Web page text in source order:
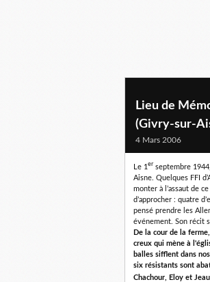
Lieu de
(Givry-sur-
4 Mars 2006
Le 1 er septembre
Aisne. Quelques FFI
monter à l’assaut de
d’approcher : quatre
pensé prendre les
événement. Son récit
De la cour de la
creux qui mène à
balles sifflent dans
six résistants sont
Chachour, Eloy et